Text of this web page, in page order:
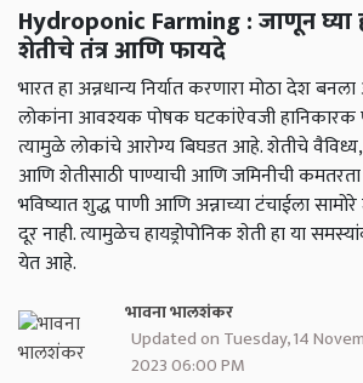
Hydroponic Farming : जाणून घ्या
शेतीचे तंत्र आणि फायदे
भारत हा अन्नधान्य निर्यात करणारा मोठा देश
लोकांना आवश्यक पोषक घटकांऐवजी हानिकारक
त्यामुळे लोकांचे आरोग्य बिघडत आहे. शेतीचे
आणि शेतीसाठी पाण्याची आणि जमिनीची
भविष्यात शुद्ध पाणी आणि अन्नाच्या टंचाईला
दूर नाही. त्यामुळेच हायड्रोपोनिक शेती हा या
येत आहे.
भावना भालशंकर
Updated on Tuesday, 14
2023 06:00 PM